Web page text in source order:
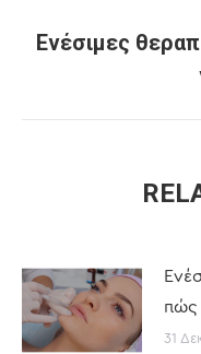
NAVIGATION
Ενέσιμες
πώς
31